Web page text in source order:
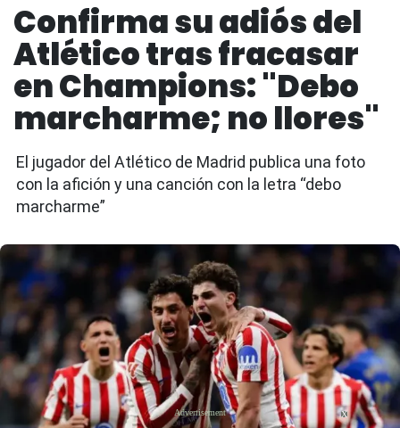
Confirma su adiós del
Atlético tras fracasar
en Champions: "Debo
marcharme; no llores"
El jugador del Atlético de Madrid publica una foto
con la afición y una canción con la letra “debo
marcharme”
X